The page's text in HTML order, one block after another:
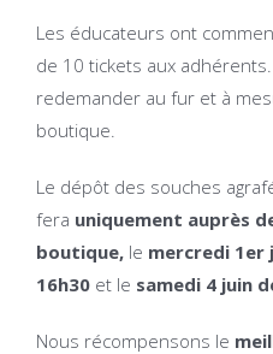
Les éducateurs ont
de 10 tickets aux
redemander au fur et à
boutique.
Le dépôt des souches
fera uniquement auprès
boutique, le mercredi 1er
16h30 et le samedi 4 juin
Nous récompensons le